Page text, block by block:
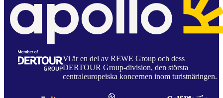
Vi är en del av REWE Group och dess
DERTOUR Group-division, den största
centraleuropeiska koncernen inom turistnäringen.